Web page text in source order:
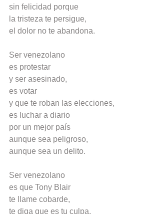
sin felicidad porque
la tristeza te persigue,
el dolor no te abandona.
Ser venezolano
es protestar
y ser asesinado,
es votar
y que te roban las elecciones,
es luchar a diario
por un mejor país
aunque sea peligroso,
aunque sea un delito.
Ser venezolano
es que Tony Blair
te llame cobarde,
te diga que es tu culpa,